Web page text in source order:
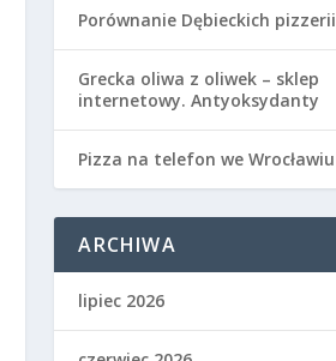
Porównanie Dębieckich pizzerii
Grecka oliwa z oliwek – sklep
internetowy. Antyoksydanty
Pizza na telefon we Wrocławiu
ARCHIWA
lipiec 2026